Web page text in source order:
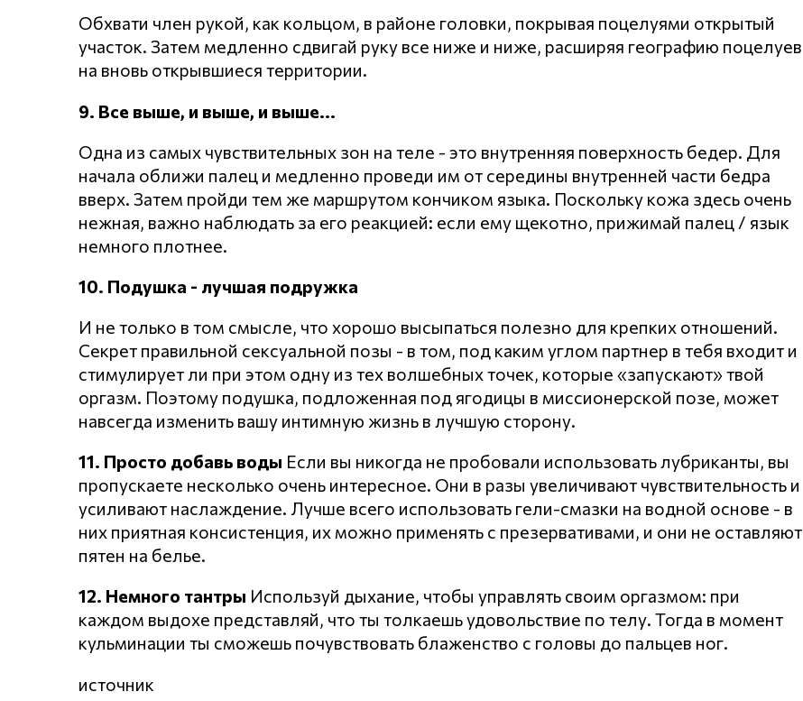
Обхвати член рукой, как кольцом, в районе головки, покрывая поцелуями открытый
участок. Затем медленно сдвигай руку все ниже и ниже, расширяя географию поцелуев
на вновь открывшиеся территории.
9. Все выше, и выше, и выше...
Одна из самых чувствительных зон на теле - это внутренняя поверхность бедер. Для
начала оближи палец и медленно проведи им от середины внутренней части бедра
вверх. Затем пройди тем же маршрутом кончиком языка. Поскольку кожа здесь очень
нежная, важно наблюдать за его реакцией: если ему щекотно, прижимай палец / язык
немного плотнее.
10. Подушка - лучшая подружка
И не только в том смысле, что хорошо высыпаться полезно для крепких отношений.
Секрет правильной сексуальной позы - в том, под каким углом партнер в тебя входит и
стимулирует ли при этом одну из тех волшебных точек, которые «запускают» твой
оргазм. Поэтому подушка, подложенная под ягодицы в миссионерской позе, может
навсегда изменить вашу интимную жизнь в лучшую сторону.
11. Просто добавь воды Если вы никогда не пробовали использовать лубриканты, вы
пропускаете несколько очень интересное. Они в разы увеличивают чувствительность и
усиливают наслаждение. Лучше всего использовать гели-смазки на водной основе - в
них приятная консистенция, их можно применять с презервативами, и они не оставляют
пятен на белье.
12. Немного тантры Используй дыхание, чтобы управлять своим оргазмом: при
каждом выдохе представляй, что ты толкаешь удовольствие по телу. Тогда в момент
кульминации ты сможешь почувствовать блаженство с головы до пальцев ног.
источник